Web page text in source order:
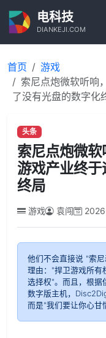
电科技
DIANKEJI.COM
首页
游戏
索尼点炮微软听响
了没有光盘的数字化
头条
索尼点炮微软
游戏产业终
终局
游戏 袁闯
他们不会直接说 "索
理由："捍卫游戏所有
选择权"。而且，根据
数字版主机，
而是"我们要让你心甘